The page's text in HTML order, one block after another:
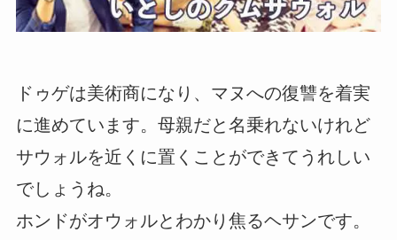
ドゥゲは美術商になり、マヌへの復讐を着実
に進めています。母親だと名乗れないけれど
サウォルを近くに置くことができてうれしい
でしょうね。
ホンドがオウォルとわかり焦るヘサンです。